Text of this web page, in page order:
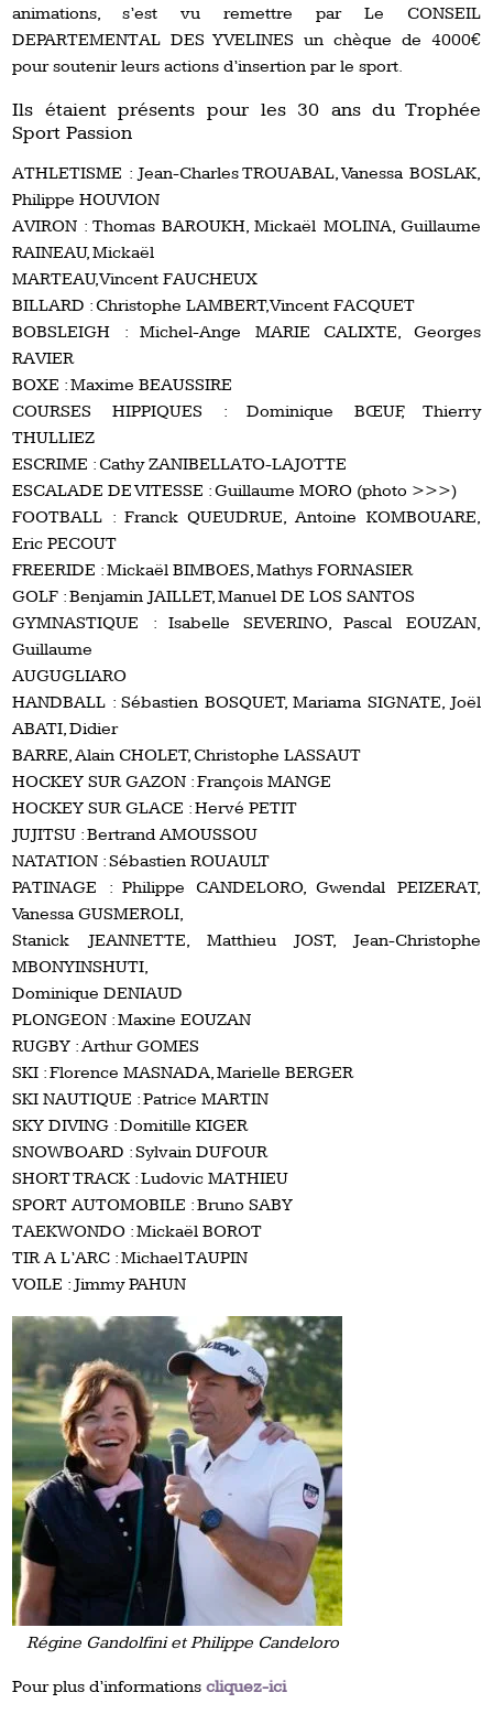
animations, s’est vu remettre par Le CONSEIL
DEPARTEMENTAL DES YVELINES un chèque de 4000€
pour soutenir leurs actions d’insertion par le sport.
Ils étaient présents pour les 30 ans du Trophée
Sport Passion
ATHLETISME : Jean-Charles TROUABAL, Vanessa BOSLAK,
Philippe HOUVION
AVIRON : Thomas BAROUKH, Mickaël MOLINA, Guillaume
RAINEAU, Mickaël
MARTEAU, Vincent FAUCHEUX
BILLARD : Christophe LAMBERT, Vincent FACQUET
BOBSLEIGH : Michel-Ange MARIE CALIXTE, Georges
RAVIER
BOXE : Maxime BEAUSSIRE
COURSES HIPPIQUES : Dominique BŒUF, Thierry
THULLIEZ
ESCRIME : Cathy ZANIBELLATO-LAJOTTE
ESCALADE DE VITESSE : Guillaume MORO (photo >>>)
FOOTBALL : Franck QUEUDRUE, Antoine KOMBOUARE,
Eric PECOUT
FREERIDE : Mickaël BIMBOES, Mathys FORNASIER
GOLF : Benjamin JAILLET, Manuel DE LOS SANTOS
GYMNASTIQUE : Isabelle SEVERINO, Pascal EOUZAN,
Guillaume
AUGUGLIARO
HANDBALL : Sébastien BOSQUET, Mariama SIGNATE, Joël
ABATI, Didier
BARRE, Alain CHOLET, Christophe LASSAUT
HOCKEY SUR GAZON : François MANGE
HOCKEY SUR GLACE : Hervé PETIT
JUJITSU : Bertrand AMOUSSOU
NATATION : Sébastien ROUAULT
PATINAGE : Philippe CANDELORO, Gwendal PEIZERAT,
Vanessa GUSMEROLI,
Stanick JEANNETTE, Matthieu JOST, Jean-Christophe
MBONYINSHUTI,
Dominique DENIAUD
PLONGEON : Maxine EOUZAN
RUGBY : Arthur GOMES
SKI : Florence MASNADA, Marielle BERGER
SKI NAUTIQUE : Patrice MARTIN
SKY DIVING : Domitille KIGER
SNOWBOARD : Sylvain DUFOUR
SHORT TRACK : Ludovic MATHIEU
SPORT AUTOMOBILE : Bruno SABY
TAEKWONDO : Mickaël BOROT
TIR A L’ARC : Michael TAUPIN
VOILE : Jimmy PAHUN
Régine Gandolfini et Philippe Candeloro
Pour plus d’informationscliquez-ici